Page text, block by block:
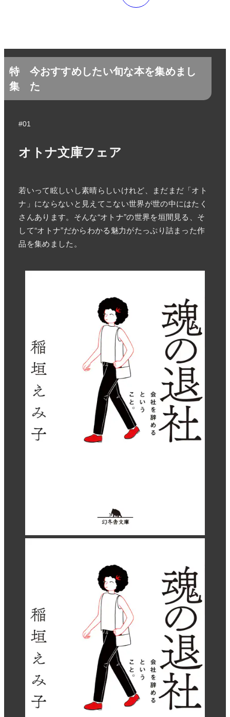
特
集
今おすすめしたい旬な本を集めまし
た
#01
オトナ文庫フェア
若いって眩しいし素晴らしいけれど、まだまだ「オト
ナ」にならないと見えてこない世界が世の中にはたく
さんあります。そんな“オトナ”の世界を垣間見る、そ
して“オトナ”だからわかる魅力がたっぷり詰まった作
品を集めました。